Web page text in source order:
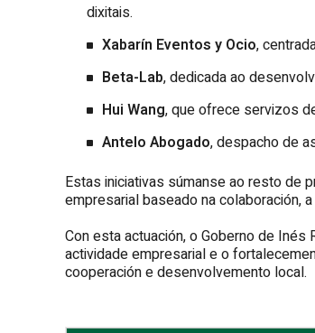
dixitais.
Xabarín Eventos y Ocio,
Beta-Lab, dedicada ao
Hui Wang, que ofrece servizos
Antelo Abogado, despacho de
Estas iniciativas súmanse ao resto de
empresarial baseado na colaboración,
Con esta actuación, o Goberno de
actividade empresarial e o
cooperación e desenvolvemento local.